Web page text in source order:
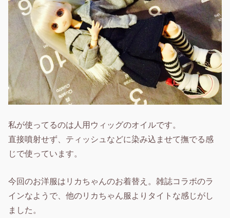
私が使ってるのは人用ウィッグのオイルです。
直接噴射せず、ティッシュなどに染み込ませて撫でる感
じで使っています。
今回のお洋服はリカちゃんのお着替え。雑誌コラボのラ
インなようで、他のリカちゃん服よりタイトな感じがし
ました。